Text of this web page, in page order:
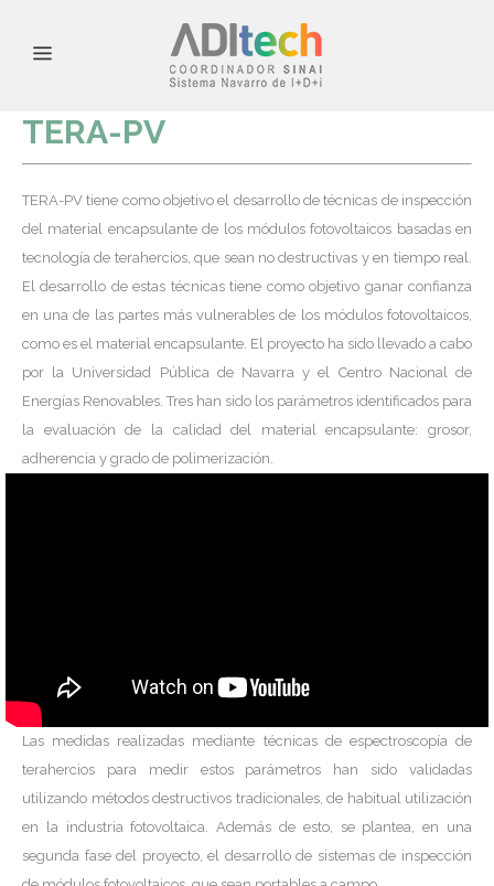
TERA-PV
TERA-PV tiene como objetivo el desarrollo de técnicas de inspección
del material encapsulante de los módulos fotovoltaicos basadas en
tecnología de terahercios, que sean no destructivas y en tiempo real.
El desarrollo de estas técnicas tiene como objetivo ganar confianza
en una de las partes más vulnerables de los módulos fotovoltaicos,
como es el material encapsulante. El proyecto ha sido llevado a cabo
por la Universidad Pública de Navarra y el Centro Nacional de
Energías Renovables. Tres han sido los parámetros identificados para
la evaluación de la calidad del material encapsulante: grosor,
adherencia y grado de polimerización.
Las medidas realizadas mediante técnicas de espectroscopía de
terahercios para medir estos parámetros han sido validadas
utilizando métodos destructivos tradicionales, de habitual utilización
en la industria fotovoltaica. Además de esto, se plantea, en una
segunda fase del proyecto, el desarrollo de sistemas de inspección